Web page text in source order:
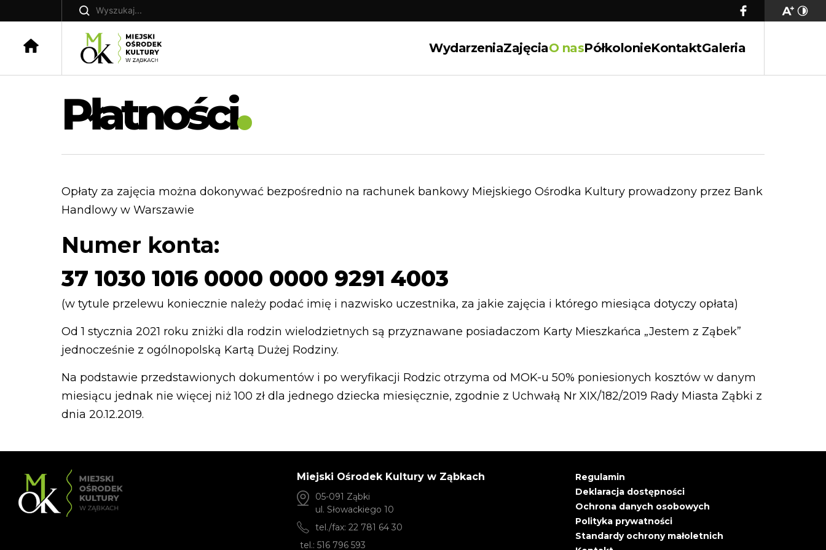
to
content
Szukaj:
WydarzeniaZajęciaO nasPółkolonieKontaktGaleria
Płatności
Opłaty za zajęcia można dokonywać bezpośrednio na rachunek bankowy Miejskiego Ośrodka Kultury prowadzony przez Bank
Handlowy w Warszawie
Numer konta:
37 1030 1016 0000 0000 9291 4003
(w tytule przelewu koniecznie należy podać imię i nazwisko uczestnika, za jakie zajęcia i którego miesiąca dotyczy opłata)
Od 1 stycznia 2021 roku zniżki dla rodzin wielodzietnych są przyznawane posiadaczom Karty Mieszkańca „Jestem z Ząbek”
jednocześnie z ogólnopolską Kartą Dużej Rodziny.
Na podstawie przedstawionych dokumentów i po weryfikacji Rodzic otrzyma od MOK-u 50% poniesionych kosztów w danym
miesiącu jednak nie więcej niż 100 zł dla jednego dziecka miesięcznie, zgodnie z Uchwałą Nr XIX/182/2019 Rady Miasta Ząbki z
dnia 20.12.2019.
Miejski Ośrodek Kultury w Ząbkach
05-091 Ząbki
ul. Słowackiego 10
tel./fax: 22 781 64 30
tel.: 516 796 593
Regulamin
Deklaracja dostępności
Ochrona danych osobowych
Polityka prywatności
Standardy ochrony małoletnich